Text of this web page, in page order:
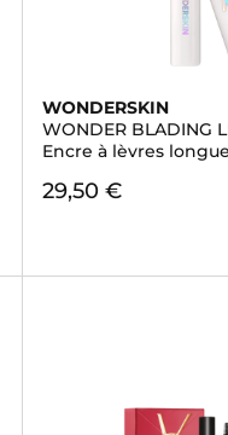
WONDERSKIN
WONDER BLADING
Encre à lèvres
29,50 €